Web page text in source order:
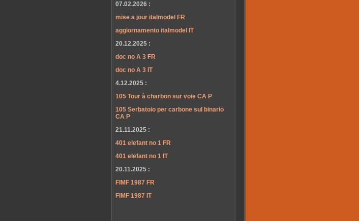
07.02.2026 :
mise a jour italmodel FR
aggiornamento italmodel IT
20.12.2025 :
doc no A 3 FR
doc no A 3 IT
4.12.2025 :
105 Tour à charbon sur voie CA P
105 Serbatoio per carbone sul binario
CA P
21.11.2025 :
401 elefant no 1 FR
401 elefant no 1 IT
20.11.2025 :
FIMF 1987 FR
FIMF 1987 IT